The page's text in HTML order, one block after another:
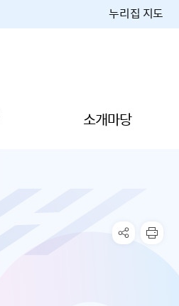
누리집 지도
소개마당